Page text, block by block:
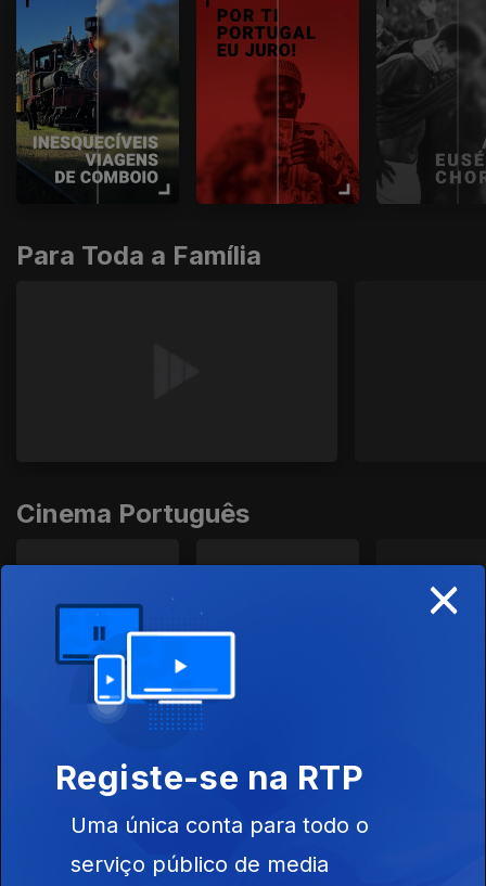
Para Toda a Família
Cinema Português
Cinema Internacional
×
Registe-se na RTP
Uma única conta para todo o
serviço público de media